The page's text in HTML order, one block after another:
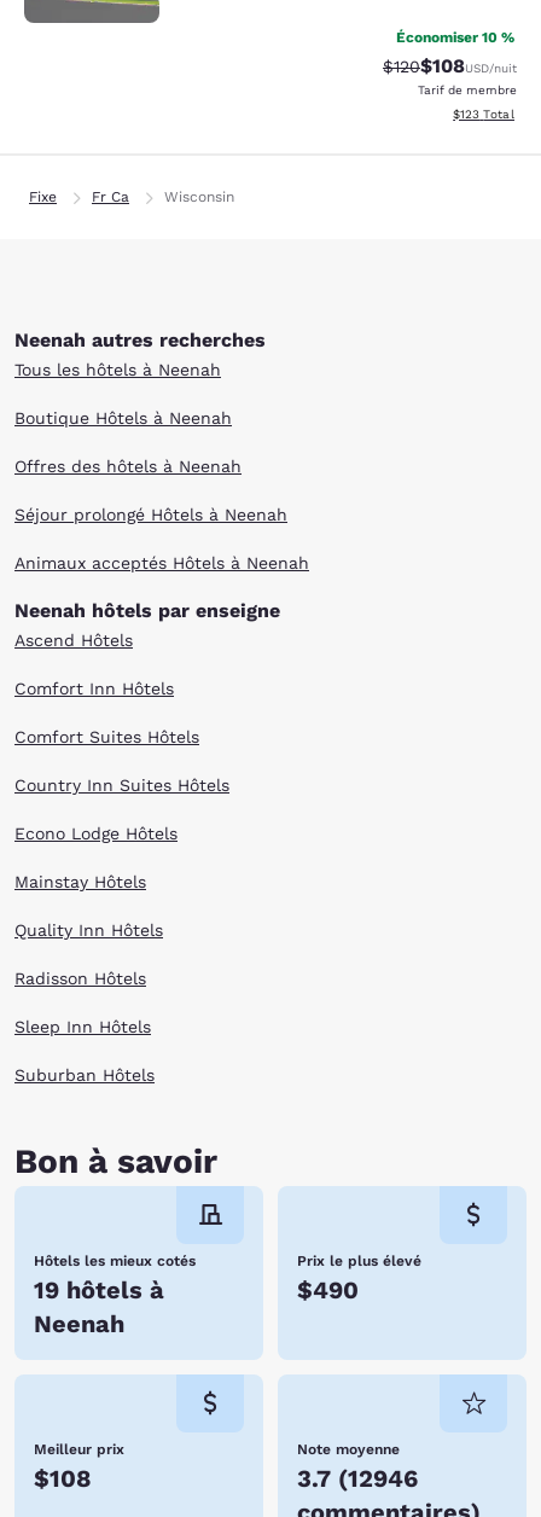
Économiser 10 %
Tarif barré :
$120Tarif réduit :
$108USD/nuit
Tarif de membre
Afficher les
$123 Total
Fixe Fr Ca Wisconsin
Neenah autres recherches
Tous les hôtels à Neenah
Boutique Hôtels à Neenah
Offres des hôtels à Neenah
Séjour prolongé Hôtels à Neenah
Animaux acceptés Hôtels à Neenah
Neenah hôtels par enseigne
Ascend Hôtels
Comfort Inn Hôtels
Comfort Suites Hôtels
Country Inn Suites Hôtels
Econo Lodge Hôtels
Mainstay Hôtels
Quality Inn Hôtels
Radisson Hôtels
Sleep Inn Hôtels
Suburban Hôtels
Bon à savoir
Hôtels les mieux cotés
19 hôtels à
Neenah
Prix le plus élevé
$490
Meilleur prix
$108
Note moyenne
3.7 (12946